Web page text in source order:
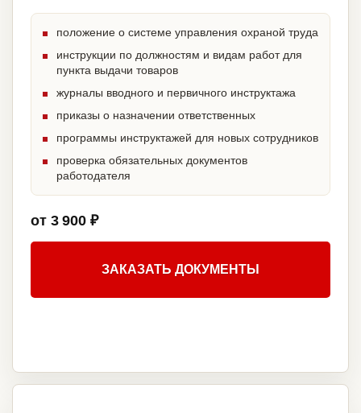
положение о системе управления охраной труда
инструкции по должностям и видам работ для
пункта выдачи товаров
журналы вводного и первичного инструктажа
приказы о назначении ответственных
программы инструктажей для новых сотрудников
проверка обязательных документов
работодателя
от 3 900 ₽
ЗАКАЗАТЬ ДОКУМЕНТЫ